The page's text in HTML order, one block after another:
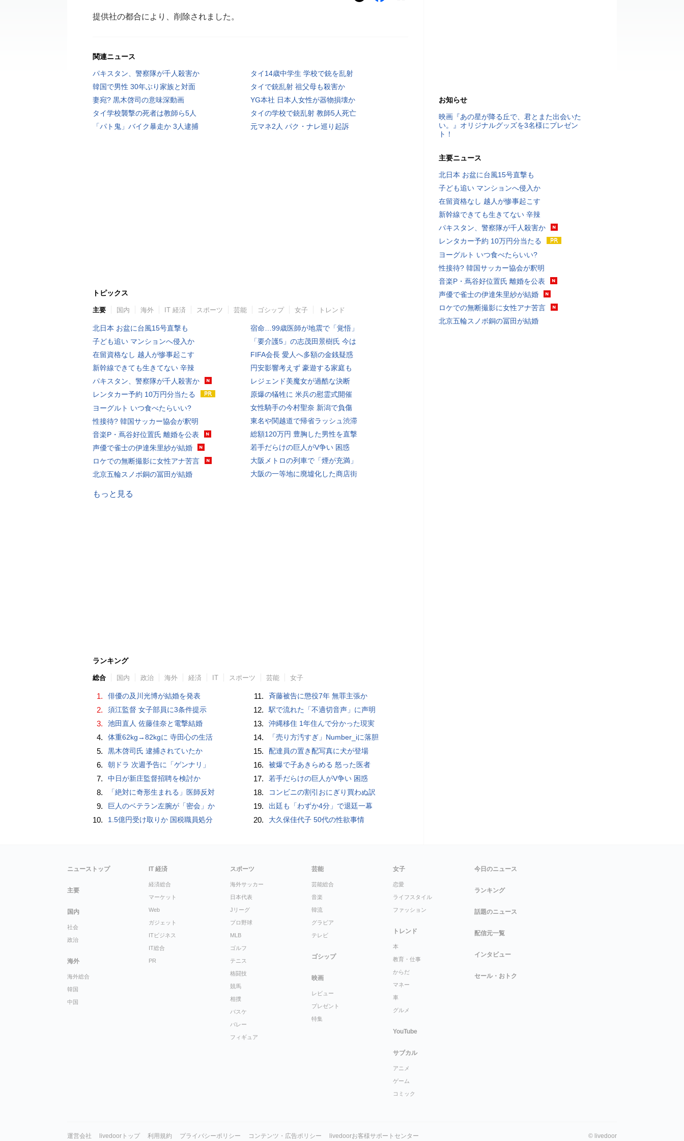
提供社の都合により、削除されました。
関連ニュース
パキスタン、警察隊が千人殺害か
タイ14歳中学生 学校で銃を乱射
韓国で男性 30年ぶり家族と対面
タイで銃乱射 祖父母も殺害か
妻宛? 黒木啓司の意味深動画
YG本社 日本人女性が器物損壊か
タイ学校襲撃の死者は教師ら5人
タイの学校で銃乱射 教師5人死亡
「パト鬼」バイク暴走か 3人逮捕
元マネ2人 パク・ナレ巡り起訴
トピックス
主要 国内 海外 IT 経済 スポーツ 芸能 ゴシップ 女子 トレンド
北日本 お盆に台風15号直撃も
子ども追い マンションへ侵入か
在留資格なし 越人が惨事起こす
新幹線できても生きてない 辛辣
パキスタン、警察隊が千人殺害か
レンタカー予約 10万円分当たる
ヨーグルト いつ食べたらいい?
性接待? 韓国サッカー協会が釈明
音楽P・蔦谷好位置氏 離婚を公表
声優で雀士の伊達朱里紗が結婚
ロケでの無断撮影に女性アナ苦言
北京五輪スノボ銅の冨田が結婚
宿命…99歳医師が地震で「覚悟」
「要介護5」の志茂田景樹氏 今は
FIFA会長 愛人へ多額の金銭疑惑
円安影響考えず 豪遊する家庭も
レジェンド美魔女が過酷な決断
原爆の犠牲に 米兵の慰霊式開催
女性騎手の今村聖奈 新潟で負傷
東名や関越道で帰省ラッシュ渋滞
総額120万円 豊胸した男性を直撃
若手だらけの巨人がV争い 困惑
大阪メトロの列車で「煙が充満」
大阪の一等地に廃墟化した商店街
もっと見る
ランキング
総合 国内 政治 海外 経済 IT スポーツ 芸能 女子
1. 俳優の及川光博が結婚を発表
2. 須江監督 女子部員に3条件提示
3. 池田直人 佐藤佳奈と電撃結婚
4. 体重62kg→82kgに 寺田心の生活
5. 黒木啓司氏 逮捕されていたか
6. 朝ドラ 次週予告に「ゲンナリ」
7. 中日が新庄監督招聘を検討か
8. 「絶対に奇形生まれる」医師反対
9. 巨人のベテラン左腕が「密会」か
10. 1.5億円受け取りか 国税職員処分
11. 斉藤被告に懲役7年 無罪主張か
12. 駅で流れた「不適切音声」に声明
13. 沖縄移住 1年住んで分かった現実
14. 「売り方汚すぎ」Number_iに落胆
15. 配達員の置き配写真に犬が登場
16. 被爆で子あきらめる 怒った医者
17. 若手だらけの巨人がV争い 困惑
18. コンビニの割引おにぎり買わぬ訳
19. 出廷も「わずか4分」で退廷一幕
20. 大久保佳代子 50代の性欲事情
お知らせ
映画『あの星が降る丘で、君とまた出会いた
い。』オリジナルグッズを3名様にプレゼン
ト！
主要ニュース
北日本 お盆に台風15号直撃も
子ども追い マンションへ侵入か
在留資格なし 越人が惨事起こす
新幹線できても生きてない 辛辣
パキスタン、警察隊が千人殺害か
レンタカー予約 10万円分当たる
ヨーグルト いつ食べたらいい?
性接待? 韓国サッカー協会が釈明
音楽P・蔦谷好位置氏 離婚を公表
声優で雀士の伊達朱里紗が結婚
ロケでの無断撮影に女性アナ苦言
北京五輪スノボ銅の冨田が結婚
ニューストップ
主要
国内
社会
政治
海外
海外総合
韓国
中国
IT 経済
経済総合
マーケット
Web
ガジェット
ITビジネス
IT総合
PR
スポーツ
海外サッカー
日本代表
Jリーグ
プロ野球
MLB
ゴルフ
テニス
格闘技
競馬
相撲
バスケ
バレー
フィギュア
芸能
芸能総合
音楽
韓流
グラビア
テレビ
ゴシップ
映画
レビュー
プレゼント
特集
女子
恋愛
ライフスタイル
ファッション
トレンド
本
教育・仕事
からだ
マネー
車
グルメ
YouTube
サブカル
アニメ
ゲーム
コミック
今日のニュース
ランキング
話題のニュース
配信元一覧
インタビュー
セール・おトク
運営会社 livedoorトップ 利用規約 プライバシーポリシー コンテンツ・広告ポリシー livedoorお客様サポートセンター © livedoor